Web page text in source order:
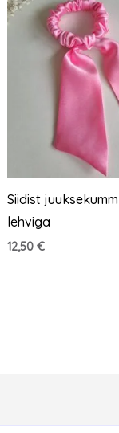
Siidist
lehviga
12,50 €